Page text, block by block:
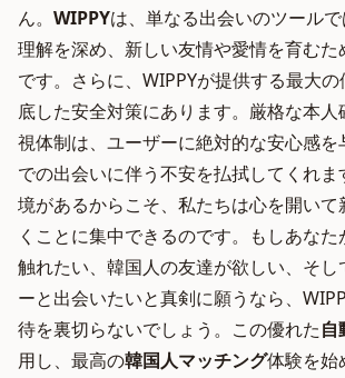
ん。 WIPPYは、単なる出会いのツール
理解を深め、新しい友情や愛情を育むた
です。さらに、WIPPYが提供する最大
底した安全対策にあります。厳格な本人
視体制は、ユーザーに絶対的な安心感を
での出会いに伴う不安を払拭してくれ
境があるからこそ、私たちは心を開い
くことに集中できるのです。もしあな
触れたい、韓国人の友達が欲しい、そし
ーと出会いたいと真剣に願うなら、
待を裏切らないでしょう。この優れた自
用し、最高の韓国人マッチング体験を始